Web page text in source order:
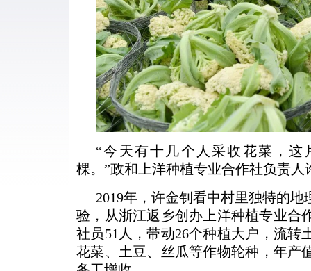
“今天有十几个人采收花菜，这
棵。”政和上洋种植专业合作社负责人
2019年，许金钊看中村里独特的
验，从浙江返乡创办上洋种植专业合
社员51人，带动26个种植大户，流转
花菜、土豆、丝瓜等作物轮种，年产